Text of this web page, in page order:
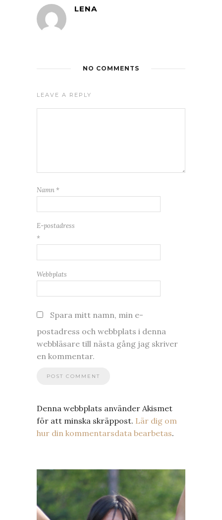
LENA
NO COMMENTS
LEAVE A REPLY
Namn *
E-postadress
*
Webbplats
Spara mitt namn, min e-
postadress och webbplats i denna
webbläsare till nästa gång jag skriver
en kommentar.
Denna webbplats använder Akismet
för att minska skräppost. Lär dig om
hur din kommentarsdata bearbetas.